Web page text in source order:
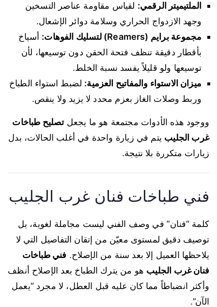
الملتيميتر الرقمي: لقياس مقاومة عناصر التسخين
وجهد الازدواج الحراري وسلامة دوائر الإشعال.
مجموعة برايم (Reamers) لتسليك الفوهات:
أسياخ
بأقطار دقيقة تنظف فتحة الحقن دون توسيعها، لأن
توسيعها ولو قليلاً يفسد نسبة الخلط.
ميزان الاستواء والمفاتيح العزمية: لضبط استواء الطباخ
وربط وصلات الغاز بعزم محدد لا يزيد ولا ينقص.
ووجود هذه الأدوات مجتمعة هو ما يجعلتصليح طباخات
غرب الجليب يتم في زيارة واحدة في أغلب الحالات، بدل
زيارات متكررة بلا نتيجة.
فني طباخات فنان غرب الجليب
كلمة “فنان” في وصف الفني ليست مجاملة لغوية، بل
توصيف دقيق لمستوى معيّن من إتقان التفاصيل التي لا
يلاحظها العميل إلا بعد سنة من الإصلاح. فني طباخات
فنان غرب الجليب هو من يترك الطباخ بعد الإصلاح أنظف
وأكثر انضباطاً مما كان عليه قبل العطل، لا مجرد “يعمل
الآن”.